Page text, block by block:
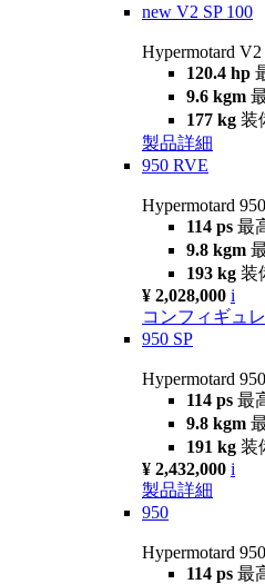
new V2 SP 100
Hypermotard V2
120.4 hp
9.6 kgm
177 kg 装
製品詳細
950 RVE
Hypermotard
114 ps 最
9.8 kgm
193 kg 装
¥ 2,028,000 i
コンフィギュ
950 SP
Hypermotard
114 ps 最
9.8 kgm
191 kg 装
¥ 2,432,000 i
製品詳細
950
Hypermotard 950
114 ps 最